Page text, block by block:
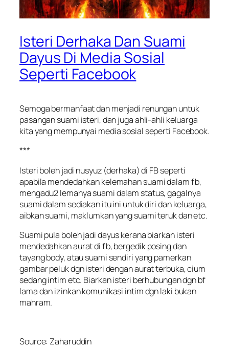
Isteri Derhaka Dan Suami
Dayus Di Media Sosial
Seperti Facebook
Semoga bermanfaat dan menjadi renungan untuk
pasangan suami isteri, dan juga ahli-ahli keluarga
kita yang mempunyai media sosial seperti Facebook.
***
Isteri boleh jadi nusyuz (derhaka) di FB seperti
apabila mendedahkan kelemahan suami dalam fb,
mengadu2 lemahya suami dalam status, gagalnya
suami dalam sediakan itu ini untuk diri dan keluarga,
aibkan suami, maklumkan yang suami teruk dan etc.
Suami pula boleh jadi dayus kerana biarkan isteri
mendedahkan aurat di fb, bergedik posing dan
tayang body, atau suami sendiri yang pamerkan
gambar peluk dgn isteri dengan aurat terbuka, cium
sedang intim etc. Biarkan isteri berhubungan dgn bf
lama dan izinkan komunikasi intim dgn laki bukan
mahram.
Source: Zaharuddin